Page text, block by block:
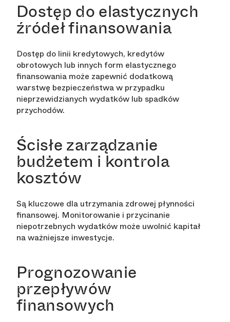
Dostęp do elastycznych
źródeł finansowania
Dostęp do linii kredytowych, kredytów
obrotowych lub innych form elastycznego
finansowania może zapewnić dodatkową
warstwę bezpieczeństwa w przypadku
nieprzewidzianych wydatków lub spadków
przychodów.
Ścisłe zarządzanie
budżetem i kontrola
kosztów
Są kluczowe dla utrzymania zdrowej płynności
finansowej. Monitorowanie i przycinanie
niepotrzebnych wydatków może uwolnić kapitał
na ważniejsze inwestycje.
Prognozowanie
przepływów
finansowych